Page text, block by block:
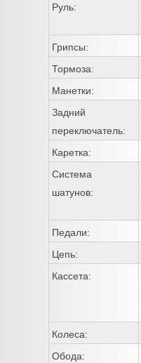
Руль:
Грипсы:
Тормоза:
Манетки:
Задний
переключатель:
Каретка:
Система
шатунов:
Педали:
Цепь:
Кассета:
Колеса:
Обода: